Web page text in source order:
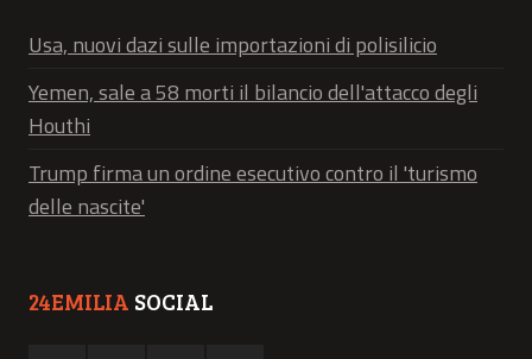
Usa, nuovi dazi sulle importazioni di polisilicio
Yemen, sale a 58 morti il bilancio dell'attacco degli
Houthi
Trump firma un ordine esecutivo contro il 'turismo
delle nascite'
24EMILIA SOCIAL